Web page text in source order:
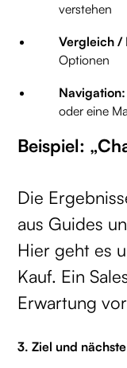
verstehen
Vergleich /
Optionen
Navigation:
oder eine
Beispiel:
Die
aus Guides
Hier geht es
Kauf. Ein
Erwartung
3. Ziel und